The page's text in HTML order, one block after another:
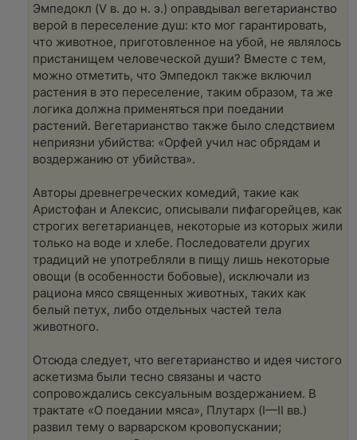
Эмпедокл (V в. до н. э.) оправдывал вегетарианство
верой в переселение душ: кто мог гарантировать,
что животное, приготовленное на убой, не являлось
пристанищем человеческой души? Вместе с тем,
можно отметить, что Эмпедокл также включил
растения в это переселение, таким образом, та же
логика должна применяться при поедании
растений. Вегетарианство также было следствием
неприязни убийства: «Орфей учил нас обрядам и
воздержанию от убийства».
Авторы древнегреческих комедий, такие как
Аристофан и Алексис, описывали пифагорейцев, как
строгих вегетарианцев, некоторые из которых жили
только на воде и хлебе. Последователи других
традиций не употребляли в пищу лишь некоторые
овощи (в особенности бобовые), исключали из
рациона мясо священных животных, таких как
белый петух, либо отдельных частей тела
животного.
Отсюда следует, что вегетарианство и идея чистого
аскетизма были тесно связаны и часто
сопровождались сексуальным воздержанием. В
трактате «О поедании мяса», Плутарх (I—II вв.)
развил тему о варварском кровопускании;